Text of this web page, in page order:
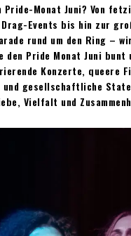
Monat Juni? Von
Events bis hin zur
rund um den Ring –
den Pride Monat Juni bunt
Konzerte, queere
und gesellschaftliche
Vielfalt und